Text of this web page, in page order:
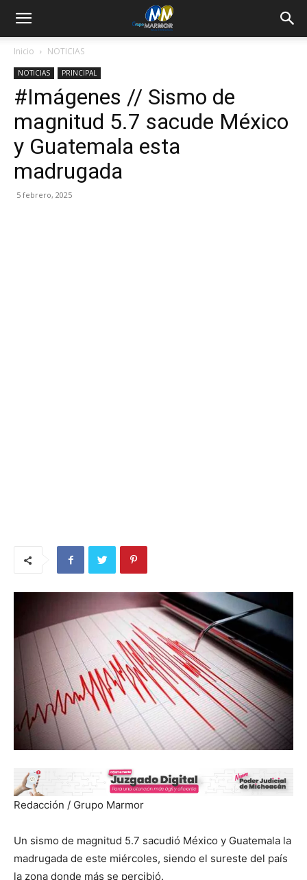
Inicio NOTICIAS
NOTICIAS PRINCIPAL
#Imágenes // Sismo de
magnitud 5.7 sacude México
y Guatemala esta
madrugada
5 febrero, 2025
Redacción / Grupo Marmor
Un sismo de magnitud 5.7 sacudió México y Guatemala la
madrugada de este miércoles, siendo el sureste del país
la zona donde más se percibió.